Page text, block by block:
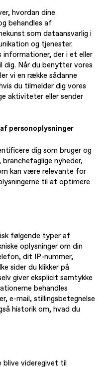
hvordan dine
behandles af
som dataansvarlig i
og tjenester.
informationer, der i et eller
dig. Når du benytter vores
vi en række sådanne
du tilmelder dig vores
aktiviteter eller sender
personoplysninger
dig som bruger og
nyheder,
kan være relevante for
til at optimere
følgende typer af
oplysninger om din
dit IP-nummer,
sider du klikker på
giver eksplicit samtykke
behandles
e-mail, stillingsbetegnelse
historik om, hvad du
blive videregivet til